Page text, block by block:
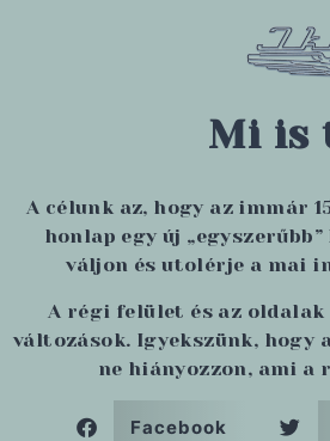
Mi is
A célunk az, hogy az immár
honlap egy új
váljon és utolérje a mai
A régi felület és az oldalak
változások. Igyekszünk,
ne hiányozzon, ami
Facebook